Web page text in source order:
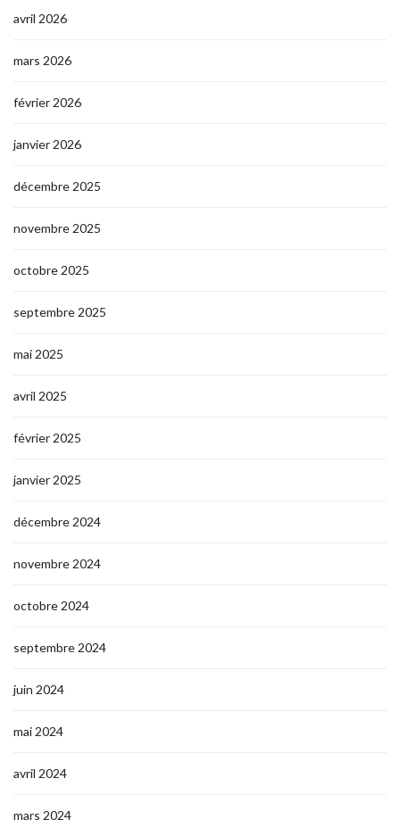
avril 2026
mars 2026
février 2026
janvier 2026
décembre 2025
novembre 2025
octobre 2025
septembre 2025
mai 2025
avril 2025
février 2025
janvier 2025
décembre 2024
novembre 2024
octobre 2024
septembre 2024
juin 2024
mai 2024
avril 2024
mars 2024